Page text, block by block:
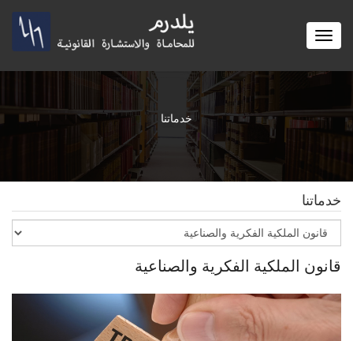
Toggle
خدماتنا
خدماتنا
قانون الملكية الفكرية والصناعية